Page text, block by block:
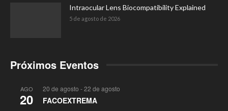
Intraocular Lens Biocompatibility Explained
5 de agosto de 2026
Próximos Eventos
AGO
20
20 de agosto -22 de agosto
FACOEXTREMA